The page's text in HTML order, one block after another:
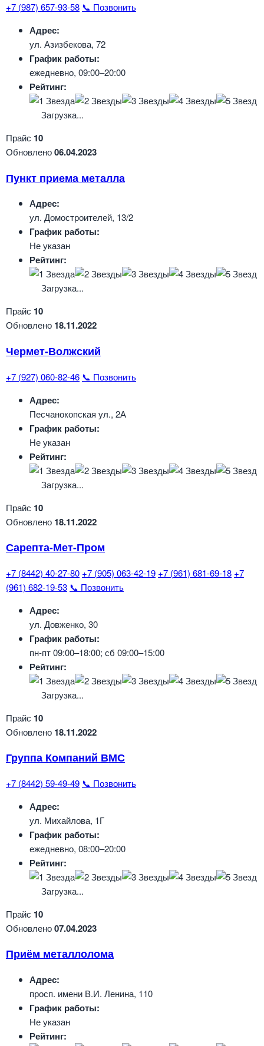
+7 (987) 657-93-58 📞 Позвонить
Адрес:
ул. Азизбекова, 72
График работы:
ежедневно, 09:00–20:00
Рейтинг:
Загрузка...
Прайс 10
Обновлено06.04.2023
Пункт приема металла
Адрес:
ул. Домостроителей, 13/2
График работы:
Не указан
Рейтинг:
Загрузка...
Прайс 10
Обновлено 18.11.2022
Чермет-Волжский
+7 (927) 060-82-46 📞 Позвонить
Адрес:
Песчанокопская ул., 2А
График работы:
Не указан
Рейтинг:
Загрузка...
Прайс 10
Обновлено 18.11.2022
Сарепта-Мет-Пром
+7 (8442) 40-27-80 +7 (905) 063-42-19 +7 (961) 681-69-18 +7
(961) 682-19-53 📞 Позвонить
Адрес:
ул. Довженко, 30
График работы:
пн-пт 09:00–18:00; сб 09:00–15:00
Рейтинг:
Загрузка...
Прайс 10
Обновлено 18.11.2022
Группа Компаний ВМС
+7 (8442) 59-49-49 📞 Позвонить
Адрес:
ул. Михайлова, 1Г
График работы:
ежедневно, 08:00–20:00
Рейтинг:
Загрузка...
Прайс 10
Обновлено07.04.2023
Приём металлолома
Адрес:
просп. имени В.И. Ленина, 110
График работы:
Не указан
Рейтинг: